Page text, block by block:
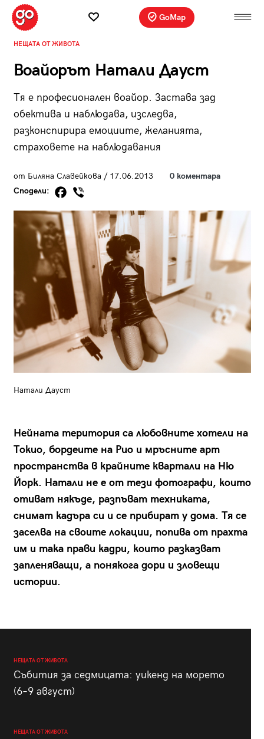
GoMap
НЕЩАТА ОТ ЖИВОТА
Воайорът Натали Дауст
Тя е професионален воайор. Застава зад
обектива и наблюдава, изследва,
разконспирира емоциите, желанията,
страховете на наблюдавания
от Биляна Славейкова / 17.06.2013
0 коментара
Сподели:
Натали Дауст
Нейната територия са любовните хотели на
Токио, бордеите на Рио и мръсните арт
пространства в крайните квартали на Ню
Йорк. Натали не е от тези фотографи, които
отиват някъде, разпъват техниката,
снимат кадъра си и се прибират у дома. Тя се
заселва на своите локации, попива от прахта
им и така прави кадри, които разказват
запленяващи, а понякога дори и зловещи
истории.
НЕЩАТА ОТ ЖИВОТА
Събития за седмицата: уикенд на морето
(6–9 август)
НЕЩАТА ОТ ЖИВОТА